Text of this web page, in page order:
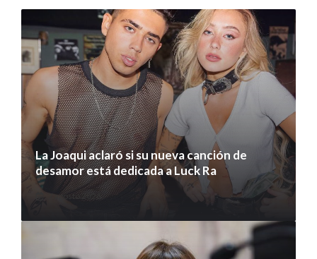
La Joaqui aclaró si su nueva canción de
desamor está dedicada a Luck Ra
7 agosto 2026